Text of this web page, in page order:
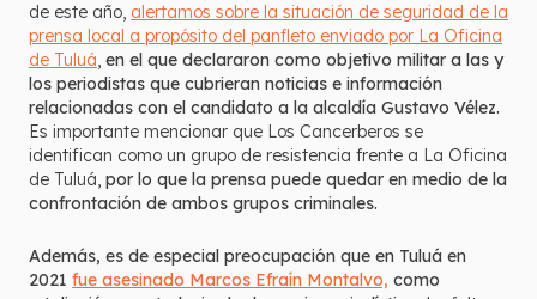
de este año, alertamos sobre la situación de seguridad de la
prensa local a propósito del panfleto enviado por La Oficina
de Tuluá, en el que declararon como objetivo militar a las y
los periodistas que cubrieran noticias e información
relacionadas con el candidato a la alcaldía Gustavo Vélez.
Es importante mencionar que Los Cancerberos se
identifican como un grupo de resistencia frente a La Oficina
de Tuluá, por lo que la prensa puede quedar en medio de la
confrontación de ambos grupos criminales.
Además, es de especial preocupación que en Tuluá en
2021 fue asesinado Marcos Efraín Montalvo, como